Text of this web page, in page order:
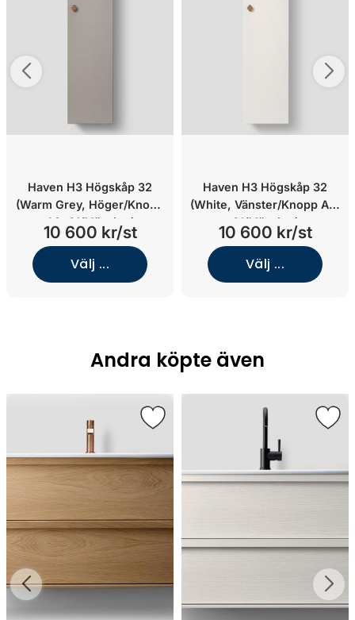
Haven H3 Högskåp 32
(Warm Grey, Höger/Knopp
A2. 01/Mässing)
10 600 kr/st
Välj ...
Haven H3 Högskåp 32
(White, Vänster/Knopp A2.
01/Mässing)
10 600 kr/st
Välj ...
Andra köpte även